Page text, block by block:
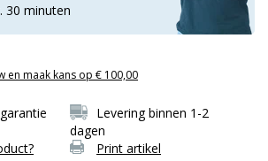
30 minuten
en maak kans op € 100,00
Levering binnen 1-2
dagen
Print artikel